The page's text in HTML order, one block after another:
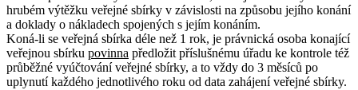
hrubém výtěžku veřejné sbírky v závislosti na způsobu jejího konání
a doklady o nákladech spojených s jejím konáním.
Koná-li se veřejná sbírka déle než 1 rok, je právnická osoba konající
veřejnou sbírku povinna předložit příslušnému úřadu ke kontrole též
průběžné vyúčtování veřejné sbírky, a to vždy do 3 měsíců po
uplynutí každého jednotlivého roku od data zahájení veřejné sbírky.